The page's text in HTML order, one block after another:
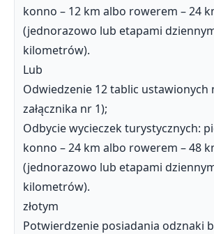
konno – 12 km albo rowerem – 24
(jednorazowo lub etapami
kilometrów).
Lub
Odwiedzenie 12 tablic ustawionych
załącznika nr 1);
Odbycie wycieczek turystycznych:
konno – 24 km albo rowerem – 48
(jednorazowo lub etapami
kilometrów).
złotym
Potwierdzenie posiadania odznaki